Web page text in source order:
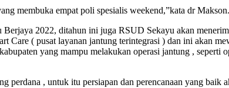
membuka empat poli spesialis weekend,”kata dr Makson.
2022, ditahun ini juga RSUD Sekayu akan
Care ( pusat layanan jantung terintegrasi ) dan ini akan
yang mampu melakukan operasi jantung , seperti
perdana , untuk itu persiapan dan perencanaan yang baik